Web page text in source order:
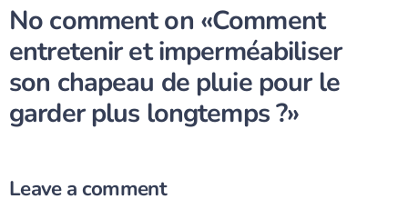
No comment on «Comment
entretenir et imperméabiliser
son chapeau de pluie pour le
garder plus longtemps ?»
Leave a comment